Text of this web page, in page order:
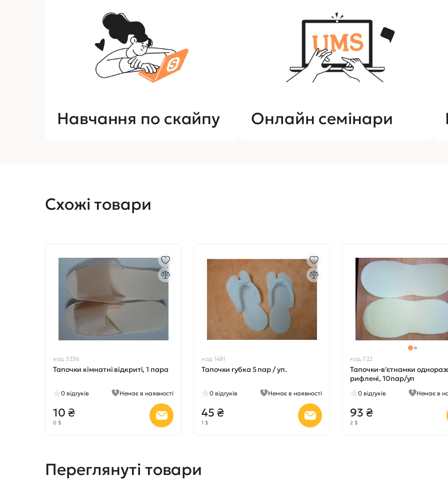
Навчання по скайпу Онлайн семінари
Схожі товари
код 3336
Тапочки кімнатні відкриті, 1 пара
0 відгуків Немає в наявності
10 ₴
0 $
код 1481
Тапочки губка 5 пар / уп.
0 відгуків Немає в наявності
45 ₴
1 $
код 722
Тапочки-в'єтнамки
рифлені, 10пар/уп
0 відгуків Немає в
93 ₴
2 $
Переглянуті товари